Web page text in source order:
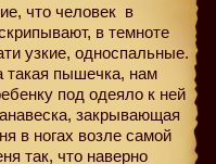
что человек в
в темноте
узкие, односпальные.
такая пышечка, нам
под одеяло к ней
закрывающая
в ногах возле самой
так, что наверно